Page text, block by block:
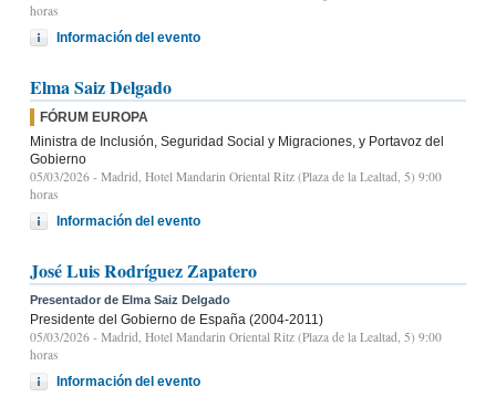
horas
Información del evento
Elma Saiz Delgado
FÓRUM EUROPA
Ministra de Inclusión, Seguridad Social y Migraciones, y Portavoz del
Gobierno
05/03/2026 - Madrid, Hotel Mandarin Oriental Ritz (Plaza de la Lealtad, 5) 9:00
horas
Información del evento
José Luis Rodríguez Zapatero
Presentador de Elma Saiz Delgado
Presidente del Gobierno de España (2004-2011)
05/03/2026 - Madrid, Hotel Mandarin Oriental Ritz (Plaza de la Lealtad, 5) 9:00
horas
Información del evento